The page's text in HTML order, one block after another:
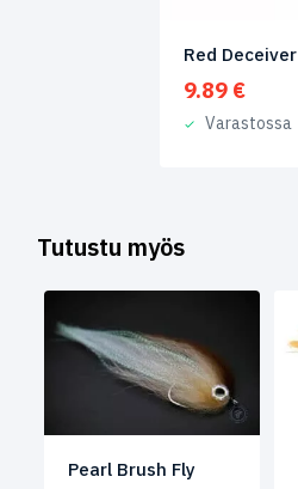
Red Deceiver
9.89 €
Varastossa
Tutustu myös
Pearl Brush Fly